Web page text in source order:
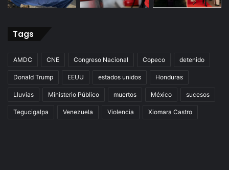
Tags
AMDC CNE Congreso Nacional Copeco detenido
Donald Trump EEUU estados unidos Honduras
Lluvias Ministerio Público muertos México sucesos
Tegucigalpa Venezuela Violencia Xiomara Castro